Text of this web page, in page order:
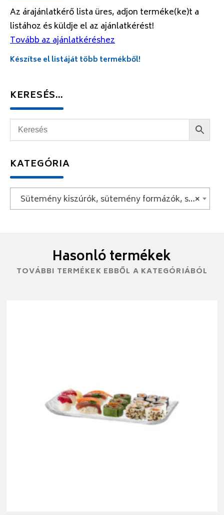
Az árajánlatkérő lista üres, adjon terméke(ke)t a
listához és küldje el az ajánlatkérést!
Tovább az ajánlatkéréshez
Készítse el listáját több termékből!
KERESÉS…
KATEGÓRIA
×
Sütemény kiszúrók, sütemény formázók, sütemény díszítők
Hasonló termékek
TOVÁBBI TERMÉKEK EBBŐL A KATEGÓRIÁBÓL